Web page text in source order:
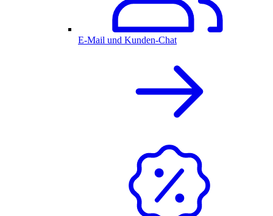
E-Mail und Kunden-Chat